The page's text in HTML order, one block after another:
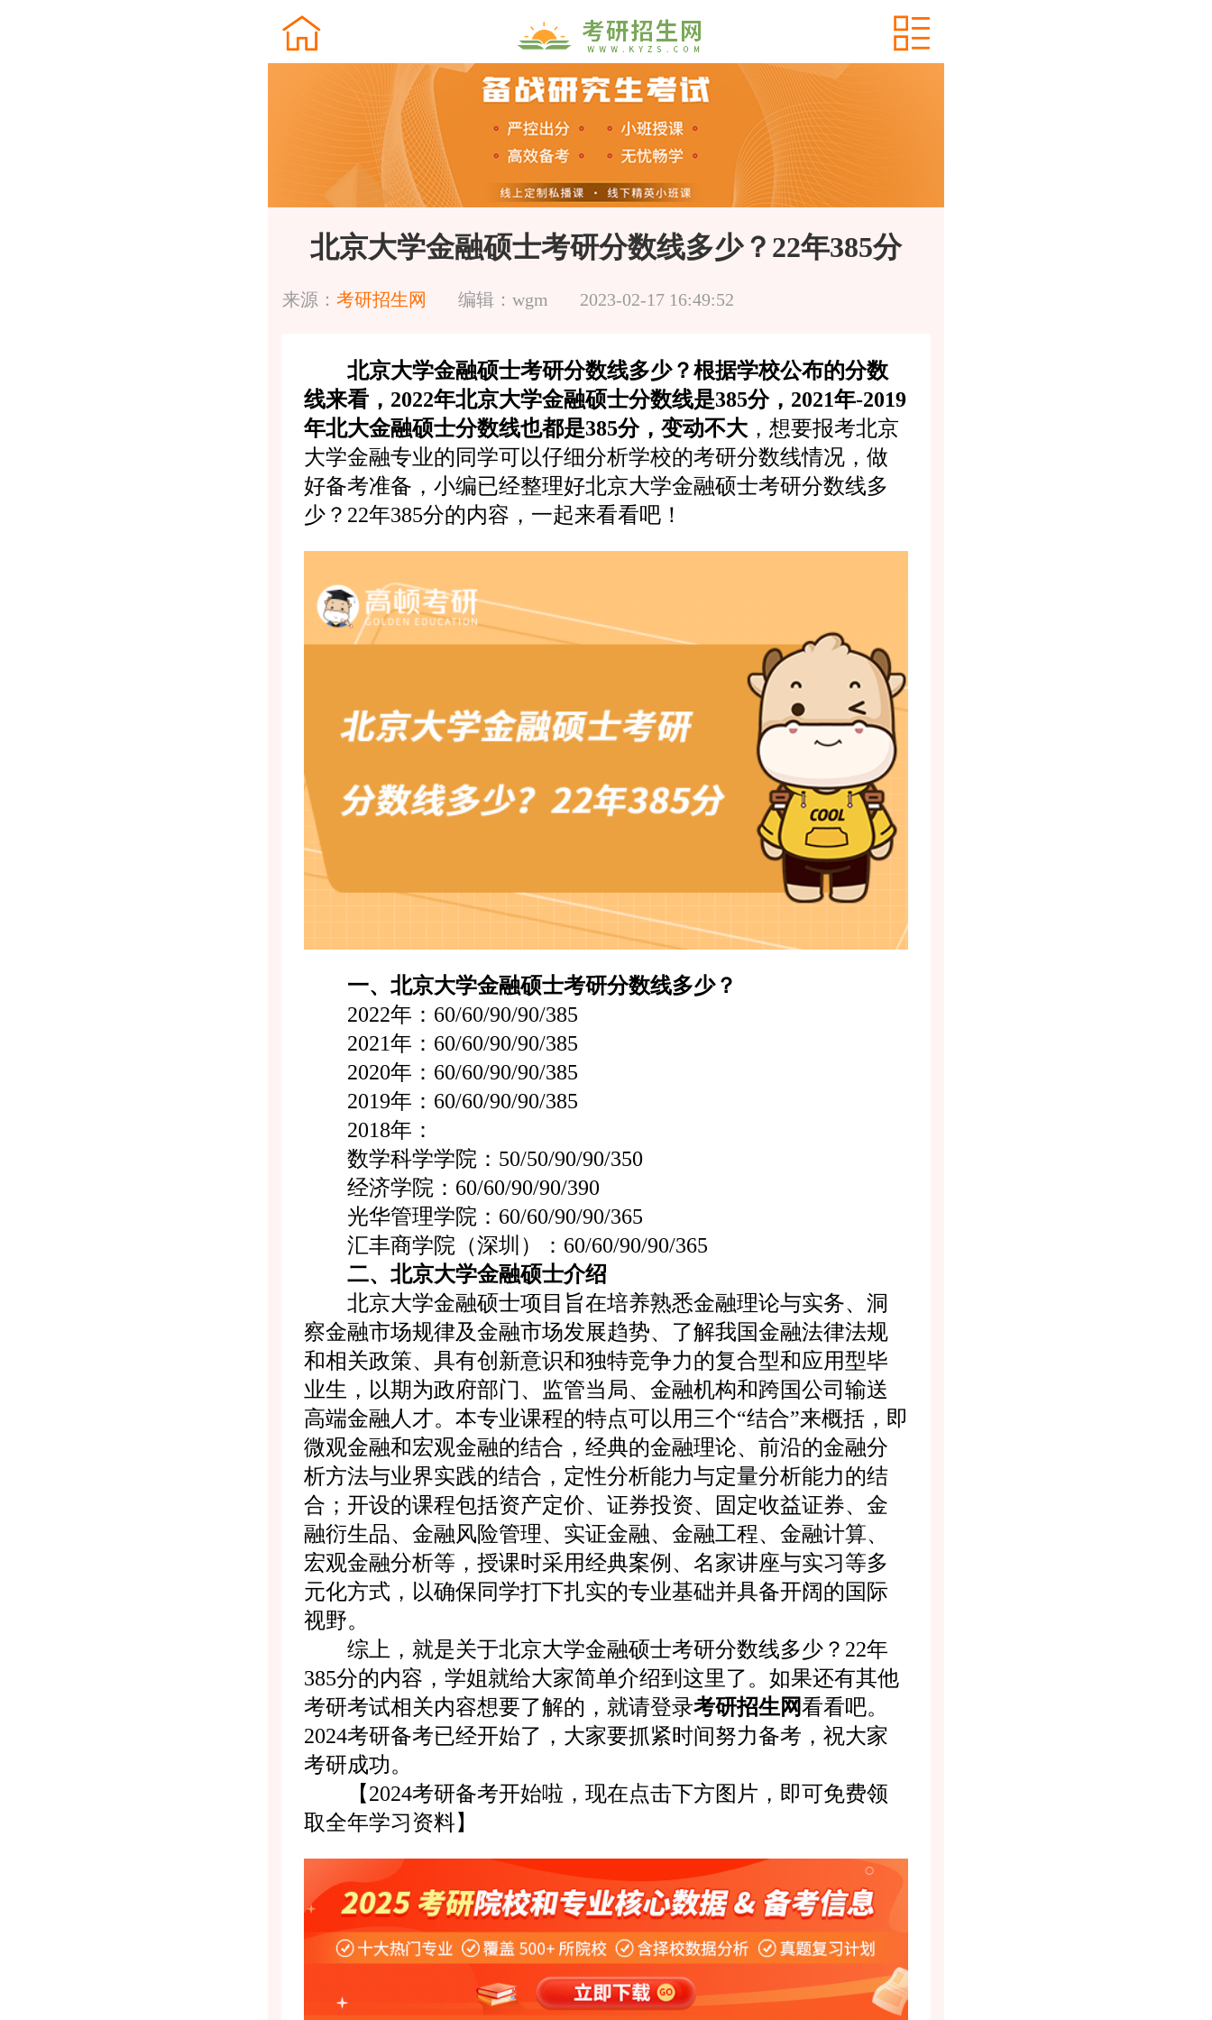
北京大学金融硕士考研分数线多少？22年385分
来源： 考研招生网 编辑：wgm 2023-02-17 16:49:52
北京大学金融硕士考研分数线多少？根据学校公布的分数
线来看，2022年北京大学金融硕士分数线是385分，2021年-2019
年北大金融硕士分数线也都是385分，变动不大 ，想要报考北京
大学金融专业的同学可以仔细分析学校的考研分数线情况，做
好备考准备，小编已经整理好北京大学金融硕士考研分数线多
少？22年385分的内容，一起来看看吧！
一、北京大学金融硕士考研分数线多少？
2022年：60/60/90/90/385
2021年：60/60/90/90/385
2020年：60/60/90/90/385
2019年：60/60/90/90/385
2018年：
数学科学学院：50/50/90/90/350
经济学院：60/60/90/90/390
光华管理学院：60/60/90/90/365
汇丰商学院（深圳）：60/60/90/90/365
二、北京大学金融硕士介绍
北京大学金融硕士项目旨在培养熟悉金融理论与实务、洞
察金融市场规律及金融市场发展趋势、了解我国金融法律法规
和相关政策、具有创新意识和独特竞争力的复合型和应用型毕
业生，以期为政府部门、监管当局、金融机构和跨国公司输送
高端金融人才。本专业课程的特点可以用三个“结合”来概括，即
微观金融和宏观金融的结合，经典的金融理论、前沿的金融分
析方法与业界实践的结合，定性分析能力与定量分析能力的结
合；开设的课程包括资产定价、证券投资、固定收益证券、金
融衍生品、金融风险管理、实证金融、金融工程、金融计算、
宏观金融分析等，授课时采用经典案例、名家讲座与实习等多
元化方式，以确保同学打下扎实的专业基础并具备开阔的国际
视野。
综上，就是关于北京大学金融硕士考研分数线多少？22年
385分的内容，学姐就给大家简单介绍到这里了。如果还有其他
考研考试相关内容想要了解的，就请登录考研招生网看看吧。
2024考研备考已经开始了，大家要抓紧时间努力备考，祝大家
考研成功。
【2024考研备考开始啦，现在点击下方图片，即可免费领
取全年学习资料】